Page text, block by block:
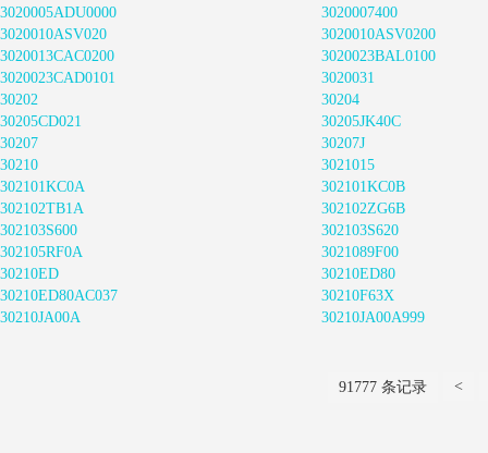
3020005ADU0000
3020007400
3020010ASV020
3020010ASV0200
3020013CAC0200
3020023BAL0100
3020023CAD0101
3020031
30202
30204
30205CD021
30205JK40C
30207
30207J
30210
3021015
302101KC0A
302101KC0B
302102TB1A
302102ZG6B
302103S600
302103S620
302105RF0A
3021089F00
30210ED
30210ED80
30210ED80AC037
30210F63X
30210JA00A
30210JA00A999
91777 条记录 <